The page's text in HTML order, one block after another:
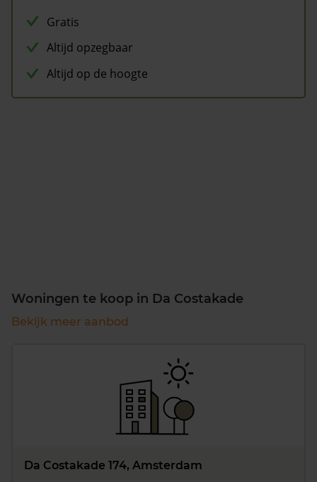
Gratis
Altijd opzegbaar
Altijd op de hoogte
Woningen te koop in Da Costakade
Bekijk meer aanbod
Da Costakade 174, Amsterdam